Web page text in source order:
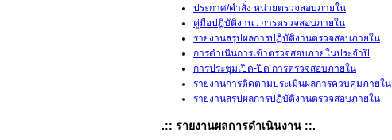
ประกาศ/คำสั่ง หน่วยตรวจสอบภายใน
คู่มือปฏิบัติงาน : การตรวจสอบภายใน
รายงานสรุปผลการปฏิบัติงานตรวจสอบภายใน
การดำเนินการเข้าตรวจสอบภายในประจำปี
การประชุมเปิด-ปิด การตรวจสอบภายใน
รายงานการติดตามประเมินผลการควบคุมภายใน
รายงานสรุปผลการปฏิบัติงานตรวจสอบภายใน
.:: รายงานผลการดำเนินงาน ::.